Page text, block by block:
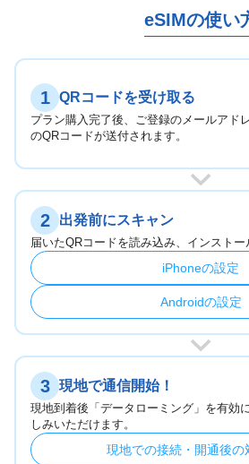
eSIMの使い
1 QRコードを受け取る
プラン購入完了後、ご登録のメールアド
のQRコードが送付されます。
2 出発前にスキャン
届いたQRコードを読み込み、インストー
iPhoneの設定
Androidの設定
3 現地で通信開始！
現地到着後「データローミング」を有効
しみいただけます。
現地での接続・開通後の